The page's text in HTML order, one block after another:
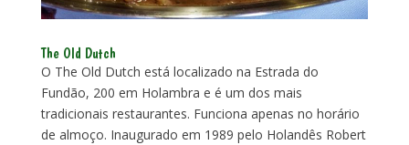
The Old Dutch
O The Old Dutch está localizado na Estrada do
Fundão, 200 em Holambra e é um dos mais
tradicionais restaurantes. Funciona apenas no horário
de almoço. Inaugurado em 1989 pelo Holandês Robert